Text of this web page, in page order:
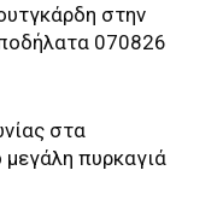
στην
070826
στα
πυρκαγιά